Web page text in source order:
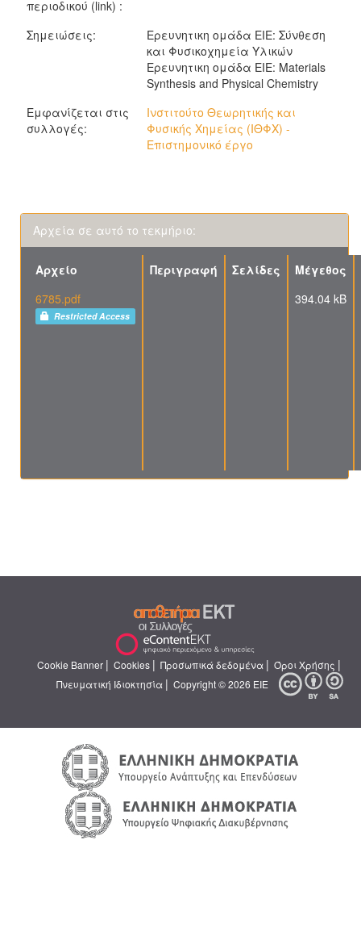
περιοδικού (link) :
Σημειώσεις:
Ερευνητικη ομάδα ΕΙΕ: Σύνθεση
και Φυσικοχημεία Υλικών
Ερευνητικη ομάδα ΕΙΕ: Materials
Synthesis and Physical Chemistry
Εμφανίζεται στις
συλλογές:
Ινστιτούτο Θεωρητικής και
Φυσικής Χημείας (ΙΘΦΧ) -
Επιστημονικό έργο
Αρχεία σε αυτό το τεκμήριο:
Αρχείο Περιγραφή Σελίδες
Μέγεθος
6785.pdf
Restricted Access
394.04 kB
Cookie Banner | Cookies | Προσωπικά δεδομένα | Όροι Χρήσης |
Πνευματική Ιδιοκτησία | Copyright © 2026 ΕΙΕ